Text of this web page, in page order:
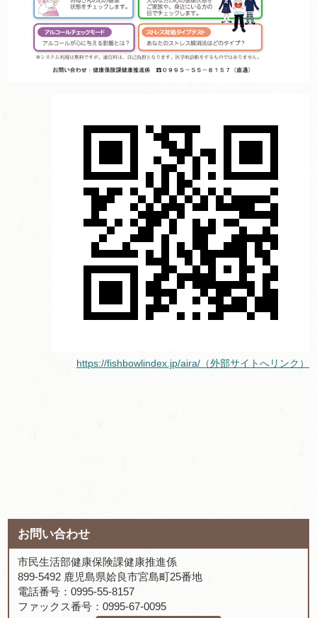
https://fishbowlindex.jp/aira/（外部サイトへリンク）
お問い合わせ
市民生活部健康保険課健康推進係
899-5492 鹿児島県姶良市宮島町25番地
電話番号：0995-55-8157
ファックス番号：0995-67-0095